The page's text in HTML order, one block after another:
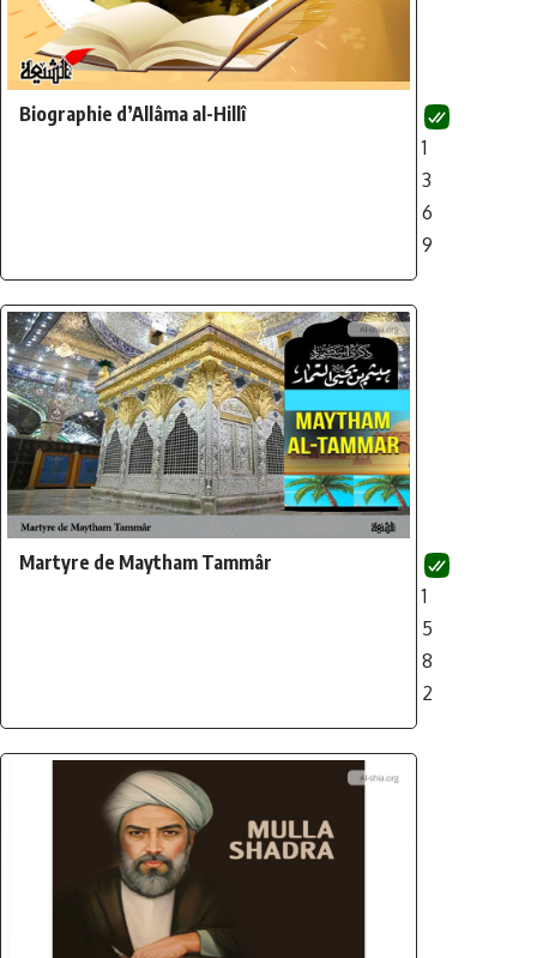
Biographie d’Allâma al-Hillî
1
3
6
9
Martyre de Maytham Tammâr
1
5
8
2